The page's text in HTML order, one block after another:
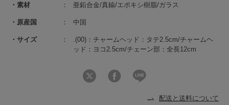
素材 亜鉛合金/真鍮/エポキシ樹脂/ガラス
原産国 中国
サイズ
.(00)：チャームヘッド：タテ2.5cm/チャームヘ
ッド：ヨコ2.5cm/チェーン部：全長12cm
配送と送料について